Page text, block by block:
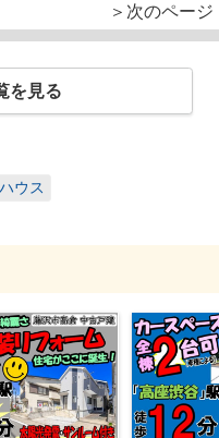
＞次のページ
を見る
ウス